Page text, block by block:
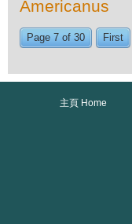
Americanus
Page 7 of 30 First
主頁 Home